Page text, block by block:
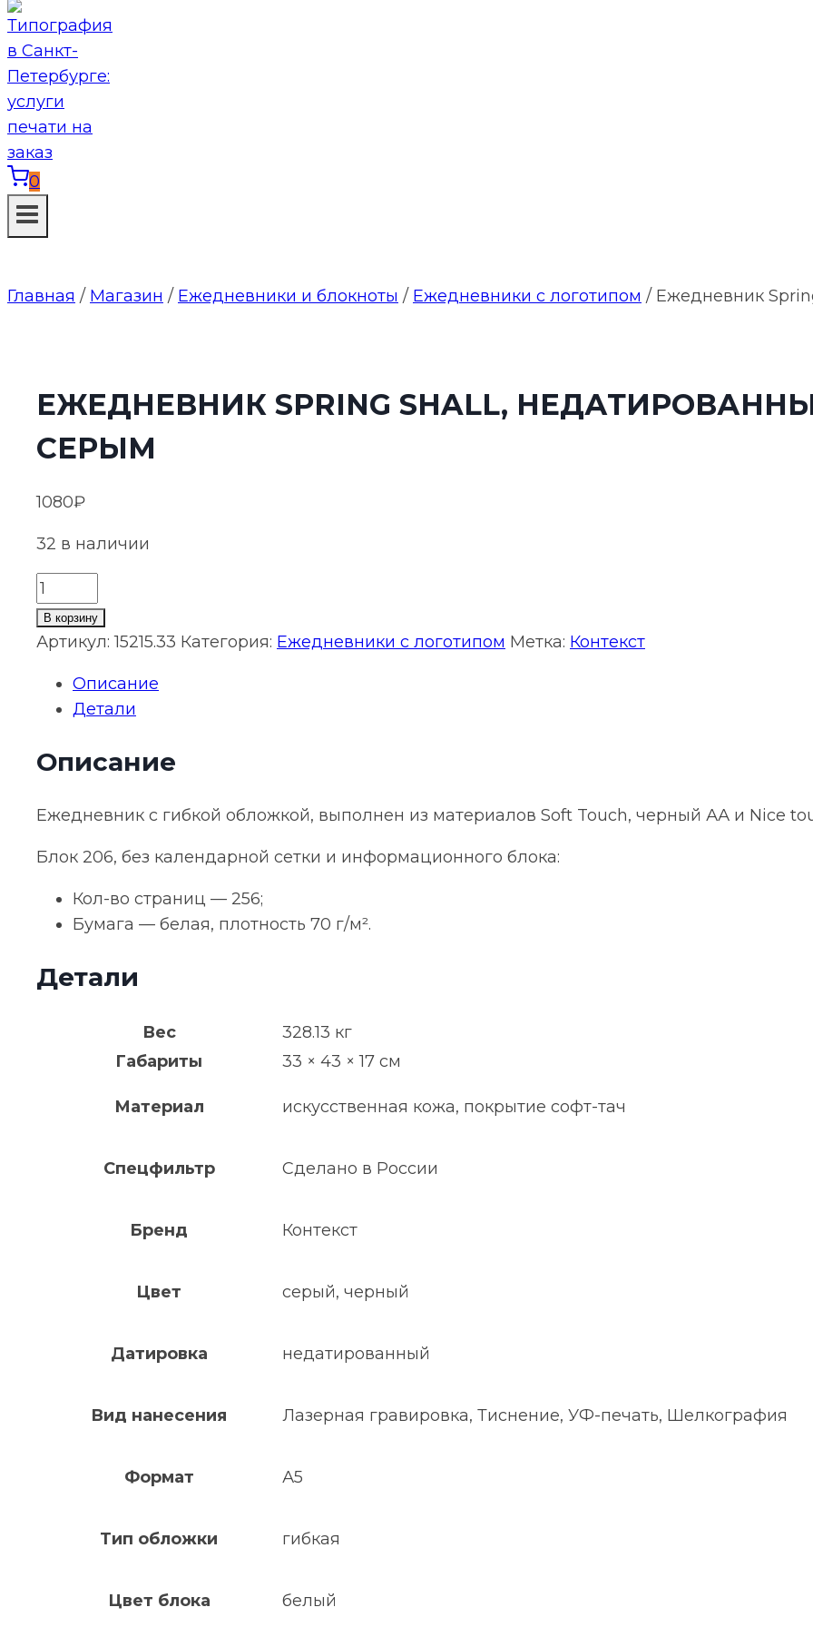
0
Главная / Магазин / Ежедневники и блокноты / Ежедневники с логотипом / Ежедневник
ЕЖЕДНЕВНИК SPRING SHALL,
СЕРЫМ
1080₽
32 в наличии
Количество
товара
Ежедневник
Shall,
недатированный,
с
В корзину
Артикул:15215.33 Категория: Ежедневники с логотипом Метка: Контекст
Описание
Детали
Описание
Ежедневник с гибкой обложкой, выполнен из материалов Soft Touch, черный АА и Nice
Блок 206, без календарной сетки и информационного блока:
Кол-во страниц — 256;
Бумага — белая, плотность 70 г/м².
Детали
Вес
328.13 кг
Габариты
33 × 43 × 17 см
Материал искусственная кожа, покрытие софт-тач
Спецфильтр Сделано в России
Бренд Контекст
Цвет серый, черный
Датировка недатированный
Вид нанесения Лазерная гравировка, Тиснение, УФ-печать, Шелкография
Формат А5
Тип обложки гибкая
Цвет блока белый